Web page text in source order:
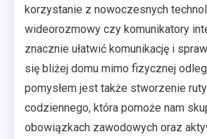
korzystanie z nowoczesnych
wideorozmowy czy komunikatory
znacznie ułatwić komunikację i
się bliżej domu mimo fizycznej
pomysłem jest także stworzenie
codziennego, która pomoże nam
obowiązkach zawodowych oraz